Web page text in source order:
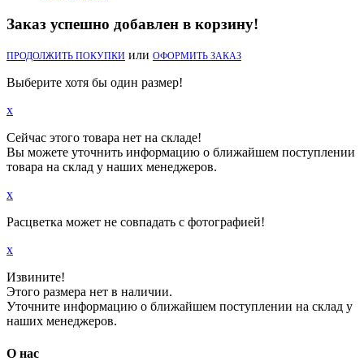
Заказ успешно добавлен в корзину!
ПРОДОЛЖИТЬ ПОКУПКИ или ОФОРМИТЬ ЗАКАЗ
Выберите хотя бы один размер!
x
Сейчас этого товара нет на складе!
Вы можете уточнить информацию о ближайшем поступлении
товара на склад у наших менеджеров.
x
Расцветка может не совпадать с фотографией!
x
Извините!
Этого размера нет в наличии.
Уточните информацию о ближайшем поступлении на склад у
наших менеджеров.
О нас